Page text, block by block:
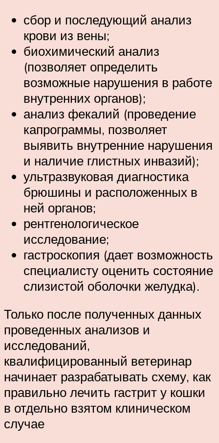
сбор и последующий анализ
крови из вены;
биохимический анализ
(позволяет определить
возможные нарушения в работе
внутренних органов);
анализ фекалий (проведение
капрограммы, позволяет
выявить внутренние нарушения
и наличие глистных инвазий);
ультразвуковая диагностика
брюшины и расположенных в
ней органов;
рентгенологическое
исследование;
гастроскопия (дает возможность
специалисту оценить состояние
слизистой оболочки желудка).
Только после полученных данных
проведенных анализов и
исследований,
квалифицированный ветеринар
начинает разрабатывать схему, как
правильно лечить гастрит у кошки
в отдельно взятом клиническом
случае